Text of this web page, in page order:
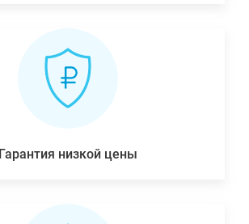
Гарантия низкой цены